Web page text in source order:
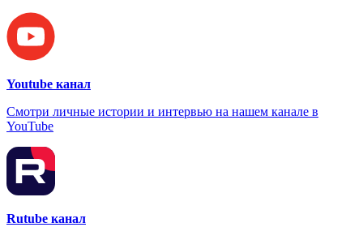
Youtube канал
Смотри личные истории и интервью на нашем канале в
YouTube
Rutube канал